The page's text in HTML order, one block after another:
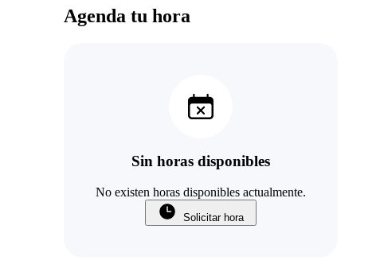
Agenda tu hora
Sin horas disponibles
No existen horas disponibles actualmente.
Solicitar hora